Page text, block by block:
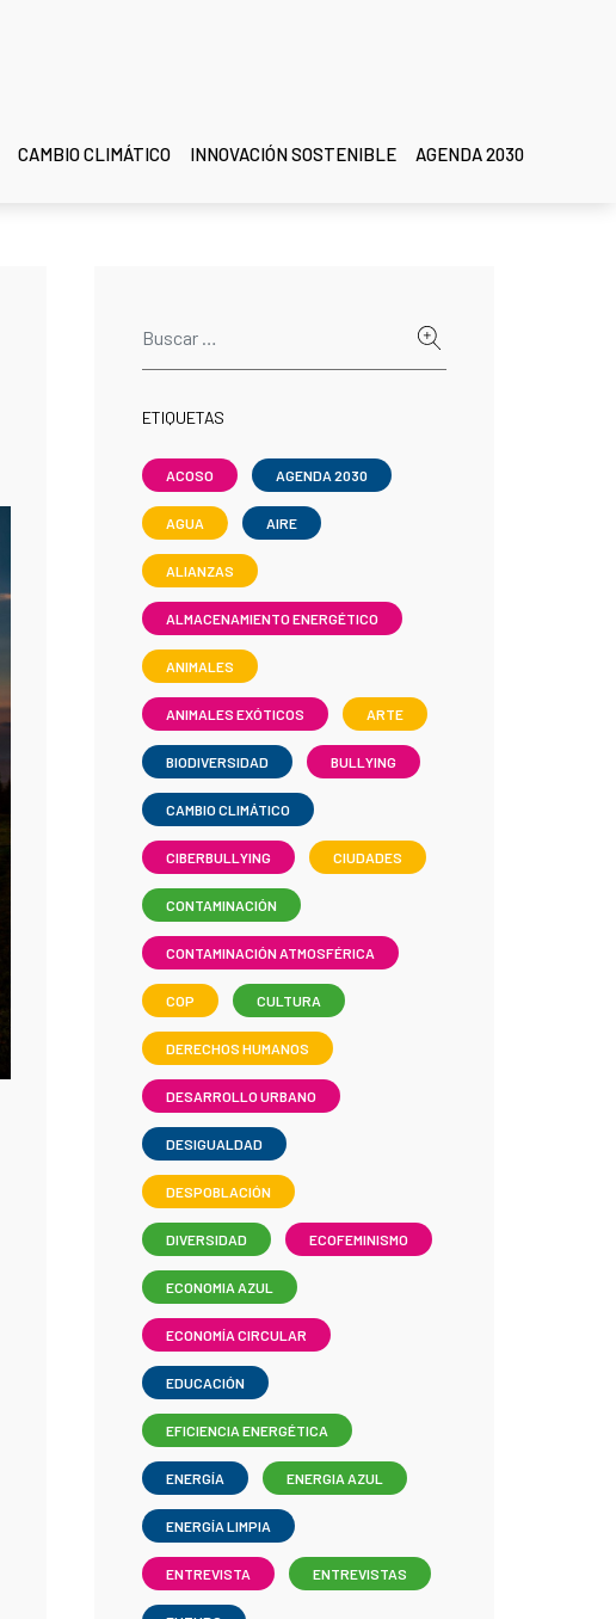
CAMBIO CLIMÁTICO INNOVACIÓN SOSTENIBLE AGENDA 2030
ETIQUETAS
ACOSO AGENDA 2030
AGUA AIRE
ALIANZAS
ALMACENAMIENTO ENERGÉTICO
ANIMALES
ANIMALES EXÓTICOS ARTE
BIODIVERSIDAD BULLYING
CAMBIO CLIMÁTICO
CIBERBULLYING CIUDADES
CONTAMINACIÓN
CONTAMINACIÓN ATMOSFÉRICA
COP CULTURA
DERECHOS HUMANOS
DESARROLLO URBANO
DESIGUALDAD
DESPOBLACIÓN
DIVERSIDAD ECOFEMINISMO
ECONOMIA AZUL
ECONOMÍA CIRCULAR
EDUCACIÓN
EFICIENCIA ENERGÉTICA
ENERGÍA ENERGIA AZUL
ENERGÍA LIMPIA
ENTREVISTA ENTREVISTAS